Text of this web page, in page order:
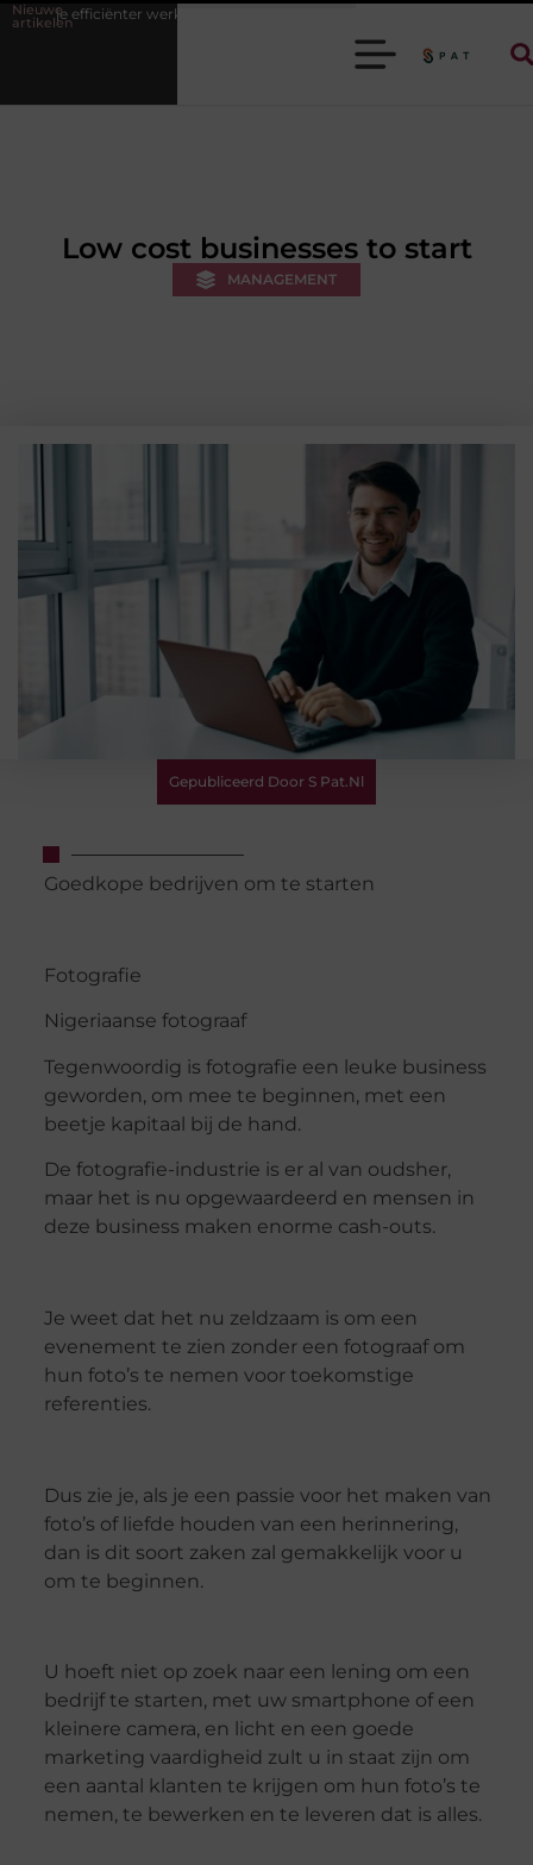
Nieuwe
artikelen Stijlvolle heren sneakers voor een sportieve lifestyle
Low cost businesses to start
MANAGEMENT
Gepubliceerd Door S Pat.nl
Goedkope bedrijven om te starten
Fotografie
Nigeriaanse fotograaf
Tegenwoordig is fotografie een leuke business
geworden, om mee te beginnen, met een
beetje kapitaal bij de hand.
De fotografie-industrie is er al van oudsher,
maar het is nu opgewaardeerd en mensen in
deze business maken enorme cash-outs.
Je weet dat het nu zeldzaam is om een
evenement te zien zonder een fotograaf om
hun foto’s te nemen voor toekomstige
referenties.
Dus zie je, als je een passie voor het maken van
foto’s of liefde houden van een herinnering,
dan is dit soort zaken zal gemakkelijk voor u
om te beginnen.
U hoeft niet op zoek naar een lening om een
bedrijf te starten, met uw smartphone of een
kleinere camera, en licht en een goede
marketing vaardigheid zult u in staat zijn om
een aantal klanten te krijgen om hun foto’s te
nemen, te bewerken en te leveren dat is alles.